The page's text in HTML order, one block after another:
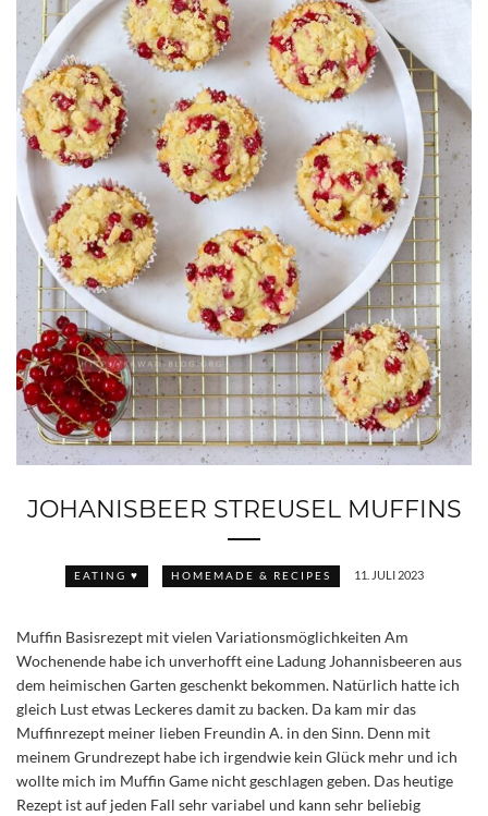
JOHANISBEER STREUSEL MUFFINS
EATING ♥ HOMEMADE & RECIPES 11. JULI 2023
Muffin Basisrezept mit vielen Variationsmöglichkeiten Am
Wochenende habe ich unverhofft eine Ladung Johannisbeeren aus
dem heimischen Garten geschenkt bekommen. Natürlich hatte ich
gleich Lust etwas Leckeres damit zu backen. Da kam mir das
Muffinrezept meiner lieben Freundin A. in den Sinn. Denn mit
meinem Grundrezept habe ich irgendwie kein Glück mehr und ich
wollte mich im Muffin Game nicht geschlagen geben. Das heutige
Rezept ist auf jeden Fall sehr variabel und kann sehr beliebig